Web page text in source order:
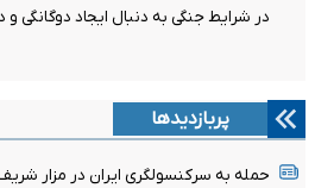
در شرایط جنگی به دنبال ایجاد دوگانگی
پربازدیدها
حمله به سرکنسولگری ایران در مزار